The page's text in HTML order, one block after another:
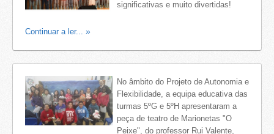
significativas e muito divertidas!
Continuar a ler...
No âmbito do Projeto de Autonomia e
Flexibilidade, a equipa educativa das
turmas 5ºG e 5ºH apresentaram a
peça de teatro de Marionetas "O
Peixe", do professor Rui Valente,